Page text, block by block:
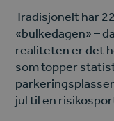
Tradisjonelt har
«bulkedagen» –
realiteten er det
som topper
jul til en